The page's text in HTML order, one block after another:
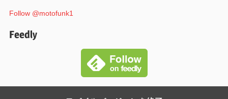
Follow @motofunk1
Feedly